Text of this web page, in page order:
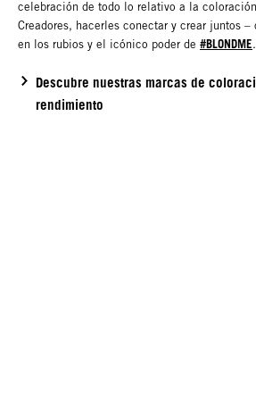
celebración de todo lo relativo a la
Creadores, hacerles conectar y crear juntos –
en los rubios y el icónico poder de #BLONDME
Descubre nuestras marcas de
rendimiento